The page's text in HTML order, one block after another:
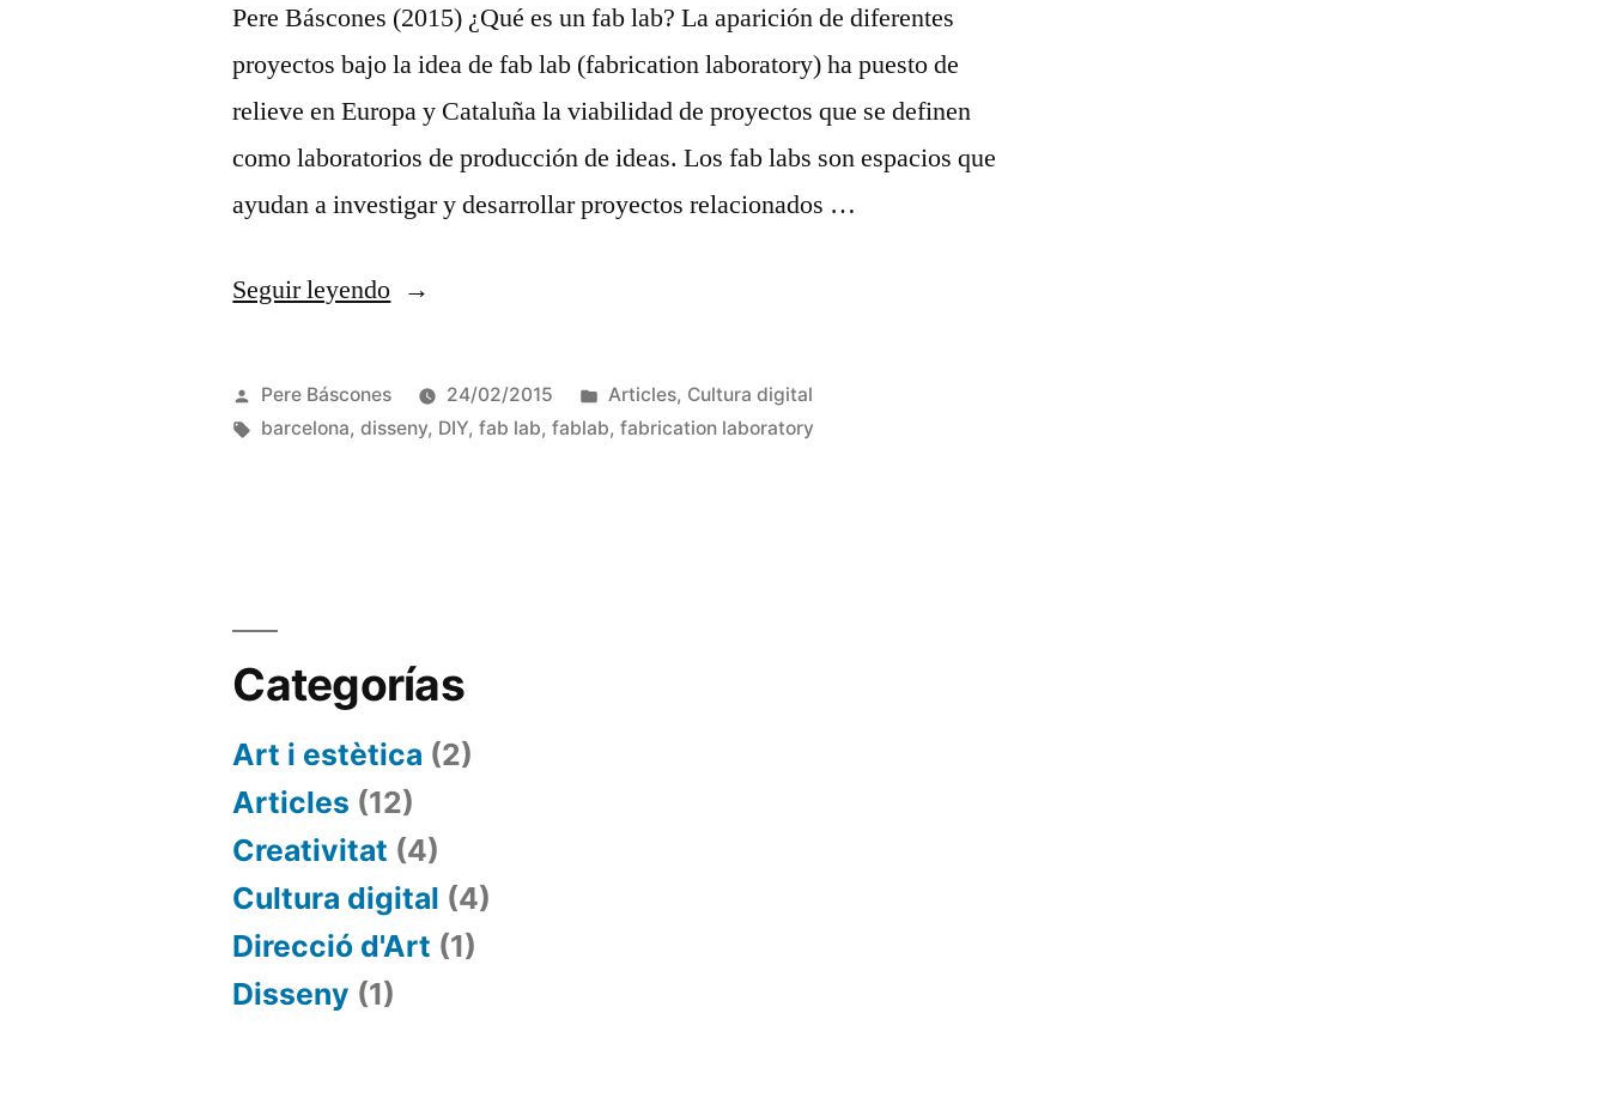
Pere Báscones (2015) ¿Qué es un fab lab? La aparición de diferentes
proyectos bajo la idea de fab lab (fabrication laboratory) ha puesto de
relieve en Europa y Cataluña la viabilidad de proyectos que se definen
como laboratorios de producción de ideas. Los fab labs son espacios que
ayudan a investigar y desarrollar proyectos relacionados …
Seguir leyendo«Fab
Publicado
por
Pere Báscones 24/02/2015
Publicado
en
Articles, Cultura digital
Etiquetas:
barcelona,disseny, DIY,fab lab,fablab,fabrication laboratory
Categorías
Art i estètica (2)
Articles (12)
Creativitat (4)
Cultura digital (4)
Direcció d'Art (1)
Disseny (1)